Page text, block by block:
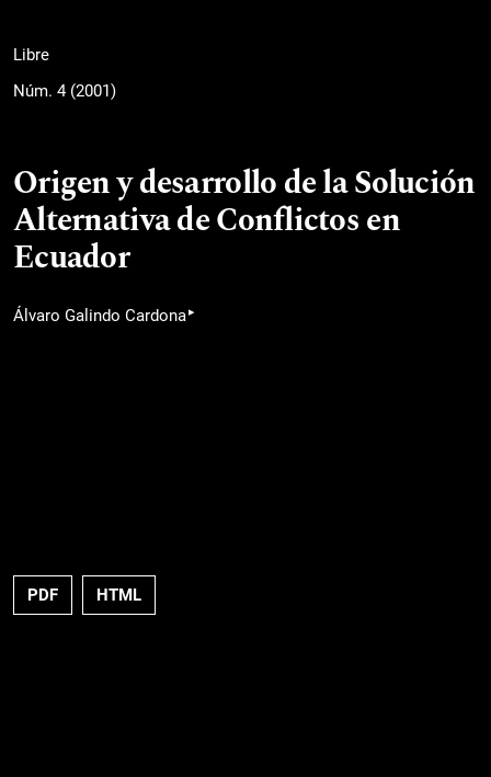
Libre
Núm. 4 (2001)
Origen y desarrollo de la Solución
Alternativa de Conflictos en
Ecuador
Álvaro Galindo Cardona▸
PDF HTML